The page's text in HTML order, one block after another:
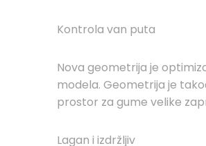
Kontrola van puta
Nova geometrija je
modela. Geometrija je
prostor za gume velike
Lagan i izdržljiv